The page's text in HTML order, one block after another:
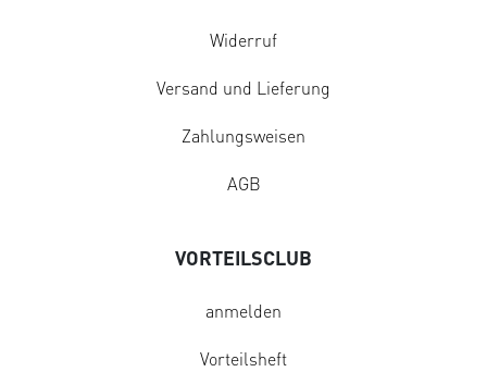
Widerruf
Versand und Lieferung
Zahlungsweisen
AGB
VORTEILSCLUB
anmelden
Vorteilsheft